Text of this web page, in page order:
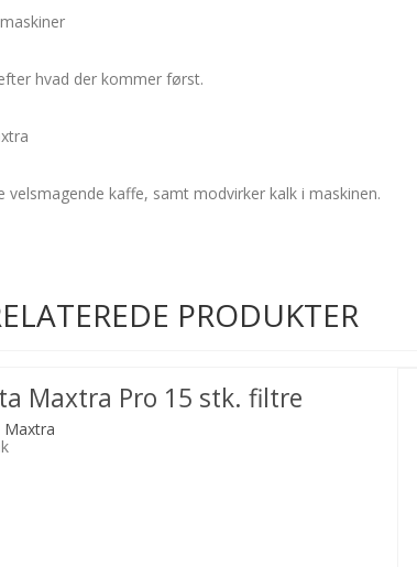
hvad der kommer først.
kaffe, samt modvirker kalk i maskinen.
PRODUKTER
Maxtra Pro 15 stk. filtre
Maxtra